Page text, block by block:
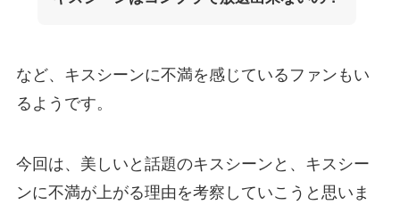
など、キスシーンに不満を感じているファンもい
るようです。
今回は、美しいと話題のキスシーンと、キスシー
ンに不満が上がる理由を考察していこうと思いま